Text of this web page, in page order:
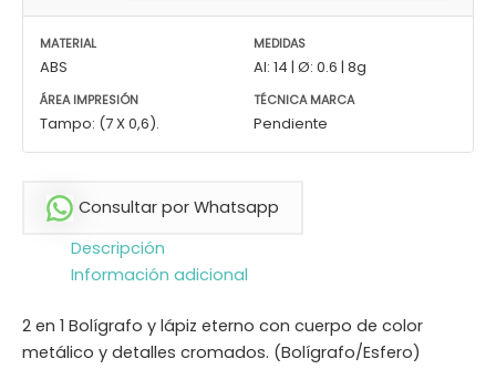
MATERIAL
ABS
MEDIDAS
Al: 14 | Ø: 0.6 | 8g
ÁREA IMPRESIÓN
Tampo: (7 X 0,6).
TÉCNICA MARCA
Pendiente
Consultar por Whatsapp
Descripción
Información adicional
2 en 1 Bolígrafo y lápiz eterno con cuerpo de color
metálico y detalles cromados. (Bolígrafo/Esfero)